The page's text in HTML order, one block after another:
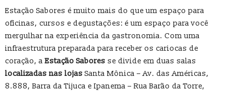
Estação Sabores é muito mais do que um espaço para
oficinas, cursos e degustações: é um espaço para você
mergulhar na experiência da gastronomia. Com uma
infraestrutura preparada para receber os cariocas de
coração, aEstação Sabores se divide em duas salas
localizadas nas lojas Santa Mônica – Av. das Américas,
8.888, Barra da Tijuca e Ipanema – Rua Barão da Torre,